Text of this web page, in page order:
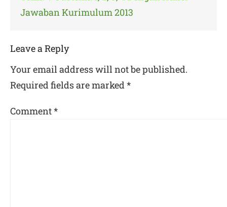
Jawaban Kurimulum 2013
Leave a Reply
Your email address will not be published.
Required fields are marked *
Comment*